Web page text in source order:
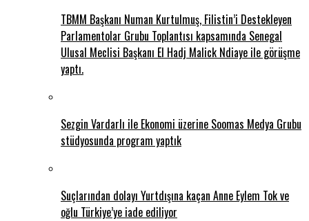
TBMM Başkanı Numan Kurtulmuş, Filistin’i Destekleyen
Parlamentolar Grubu Toplantısı kapsamında Senegal
Ulusal Meclisi Başkanı El Hadj Malick Ndiaye ile görüşme
yaptı.
Sezgin Vardarlı ile Ekonomi üzerine Soomas Medya Grubu
stüdyosunda program yaptık
Suçlarından dolayı Yurtdışına kaçan Anne Eylem Tok ve
oğlu Türkiye’ye iade ediliyor